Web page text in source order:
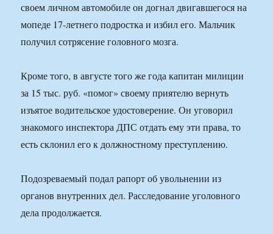
своем личном автомобиле он догнал двигавшегося на
мопеде 17-летнего подростка и избил его. Мальчик
получил сотрясение головного мозга.
Кроме того, в августе того же года капитан милиции
за 15 тыс. руб. «помог» своему приятелю вернуть
изъятое водительское удостоверение. Он уговорил
знакомого инспектора ДПС отдать ему эти права, то
есть склонил его к должностному преступлению.
Подозреваемый подал рапорт об увольнении из
органов внутренних дел. Расследование уголовного
дела продолжается.